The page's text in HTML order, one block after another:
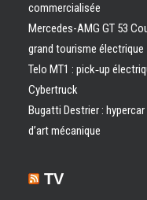
commercialisée
Mercedes-AMG GT 53
grand tourisme électrique
Telo MT1 : pick‑up
Cybertruck
Bugatti Destrier :
d’art mécanique
TV